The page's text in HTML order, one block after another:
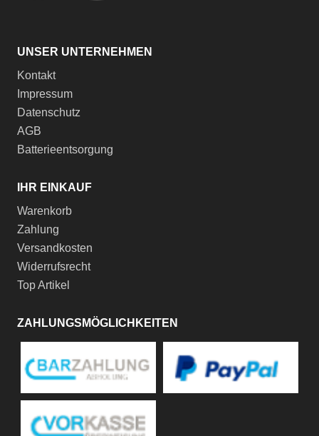
UNSER UNTERNEHMEN
Kontakt
Impressum
Datenschutz
AGB
Batterieentsorgung
IHR EINKAUF
Warenkorb
Zahlung
Versandkosten
Widerrufsrecht
Top Artikel
ZAHLUNGSMÖGLICHKEITEN